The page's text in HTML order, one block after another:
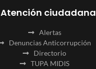
Atención ciudadana
Alertas
Denuncias Anticorrupción
Directorio
TUPA MIDIS